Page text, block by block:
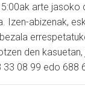
arte jasoko
Izen-abizenak,
den kasuetan,
33 08 99 edo 688